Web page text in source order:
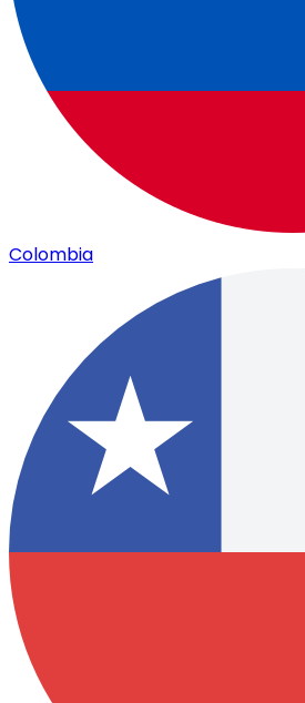
Colombia